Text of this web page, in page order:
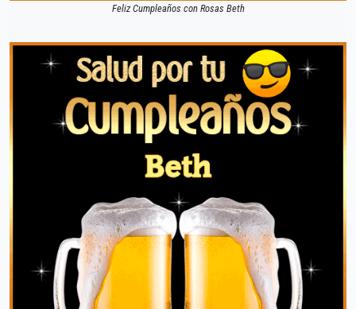
Feliz Cumpleaños con Rosas Beth